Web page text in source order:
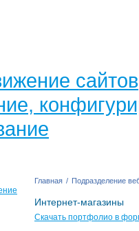
сайтов
Главная / Подразделение
Интернет-магазины
Скачать портфолио в